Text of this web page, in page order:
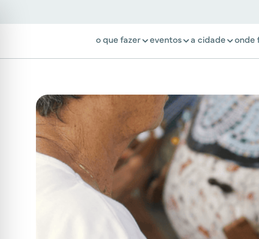
o que fazer eventos a cidade onde